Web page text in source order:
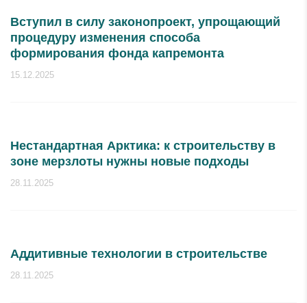
Вступил в силу законопроект, упрощающий
процедуру изменения способа
формирования фонда капремонта
15.12.2025
Нестандартная Арктика: к строительству в
зоне мерзлоты нужны новые подходы
28.11.2025
Аддитивные технологии в строительстве
28.11.2025